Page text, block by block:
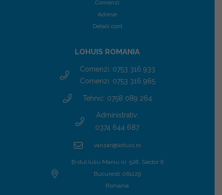
Comenzi
Adrese
Detalii cont
LOHUIS ROMANIA
Comenzi: 0753 316 933
Comenzi: 0753 316 965
Tehnic: 0758 089 264
Administrativ:
0374 644 687
vanzari@lohuis.ro
B-dul Iuliu Maniu nr. 528, Sector 6
Bucuresti 061129
Romania